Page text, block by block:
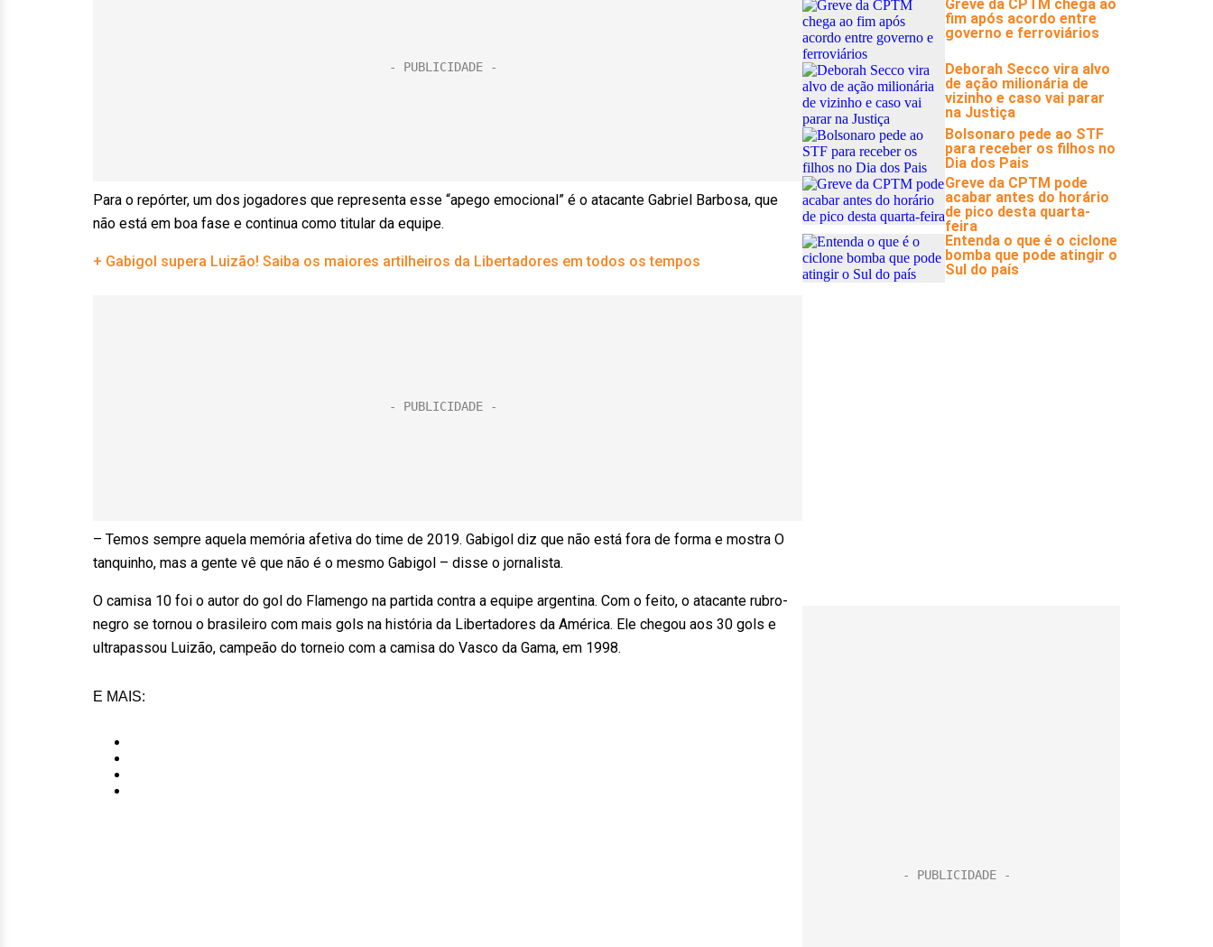
Para o repórter, um dos jogadores que representa esse “apego emocional” é o atacante Gabriel Barbosa, que
não está em boa fase e continua como titular da equipe.
+ Gabigol supera Luizão! Saiba os maiores artilheiros da Libertadores em todos os tempos
– Temos sempre aquela memória afetiva do time de 2019. Gabigol diz que não está fora de forma e mostra O
tanquinho, mas a gente vê que não é o mesmo Gabigol – disse o jornalista.
O camisa 10 foi o autor do gol do Flamengo na partida contra a equipe argentina. Com o feito, o atacante rubro-
negro se tornou o brasileiro com mais gols na história da Libertadores da América. Ele chegou aos 30 gols e
ultrapassou Luizão, campeão do torneio com a camisa do Vasco da Gama, em 1998.
E MAIS: